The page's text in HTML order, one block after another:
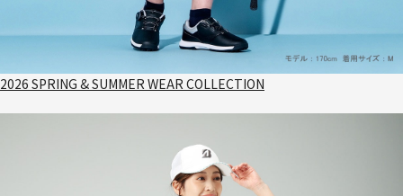
2026 SPRING & SUMMER WEAR COLLECTION